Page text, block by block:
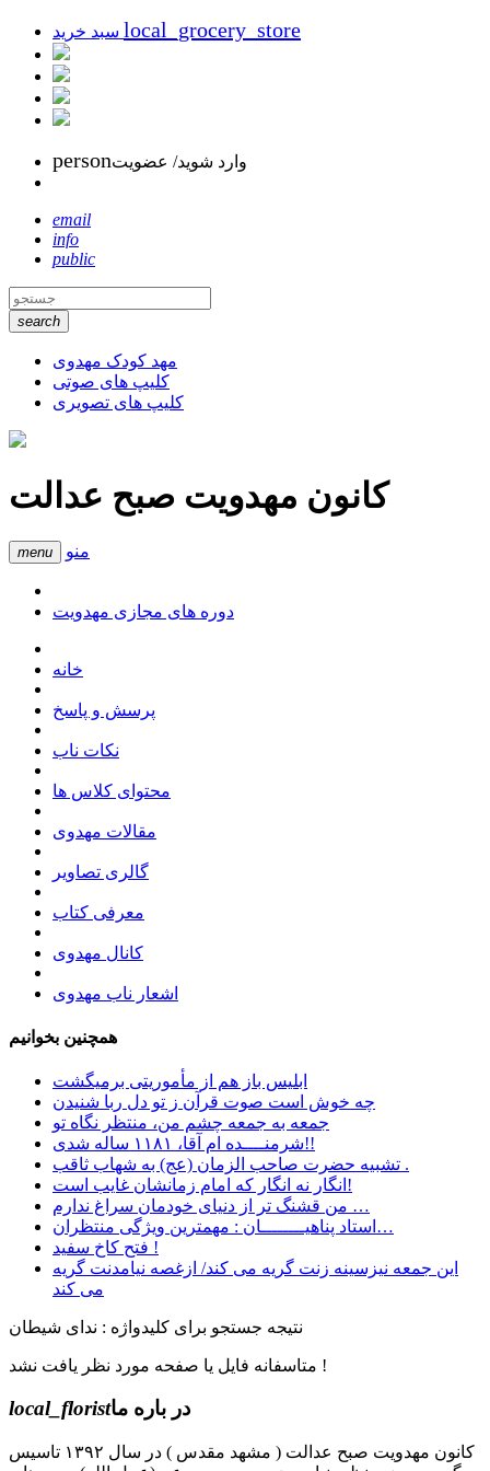
local_grocery_store
personوارد شوید/ عضویت
email
info
public
search
مهد کودک مهدوی
کلیپ های صوتی
کلیپ های تصویری
کانون مهدویت صبح عدالت
menu منو
دوره های مجازی مهدویت
خانه
پرسش و پاسخ
نکات ناب
محتوای کلاس ها
مقالات مهدوی
گالری تصاویر
معرفی کتاب
کانال مهدوی
اشعار ناب مهدوی
همچنین بخوانیم
ابليس باز هم از مأموريتی برمیگشت
چه خوش است صوت قرآن ز تو دل ربا شنیدن
جمعه به جمعه چشم من، منتظر نگاه تو
شرمنــــده ام آقا، ۱۱۸۱ ساله شدی!!
تشبیه حضرت صاحب الزمان (عج) به شهاب ثاقب .
انگار نه انگار که امام زمانشان غایب است!
ﻣﻦ ﻗﺸﻨﮓ ﺗﺮ ﺍﺯ ﺩﻧﯿﺎﯼ ﺧﻮﺩﻣﺎﻥ ﺳﺮﺍﻍ ﻧﺪﺍﺭﻡ …
استاد پناهیــــــــان : مهمترین ویژگی منتظران…
فتح کاخ سفید !
این جمعه نیزسینه زنت گریه می کند/ ازغصه نیامدنت گریه
می کند
نتیجه جستجو برای کلیدواژه : ندای شیطان
متاسفانه فایل یا صفحه مورد نظر یافت نشد !
local_floristدر باره ما
کانون مهدویت صبح عدالت ( مشهد مقدس ) در سال ۱۳۹۲ تاسیس